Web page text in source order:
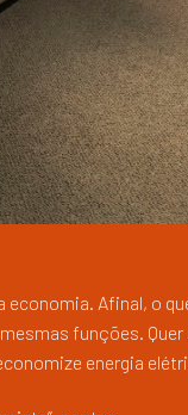
economia. Afinal, o
funções. Quer
energia